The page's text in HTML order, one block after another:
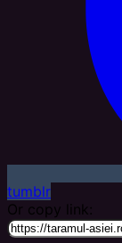
tumblr
Or copy link: